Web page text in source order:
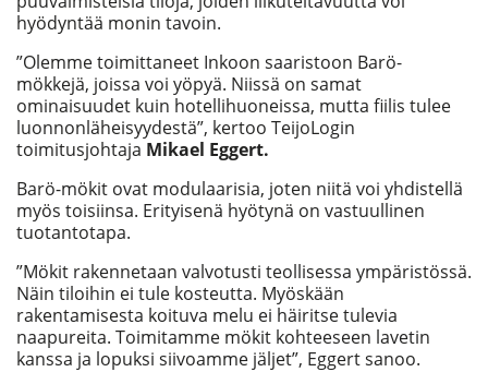
hyödyntää monin tavoin.
”Olemme toimittaneet Inkoon saaristoon Barö-
mökkejä, joissa voi yöpyä. Niissä on samat
ominaisuudet kuin hotellihuoneissa, mutta fiilis tulee
luonnonläheisyydestä”, kertoo TeijoLogin
toimitusjohtaja Mikael Eggert.
Barö-mökit ovat modulaarisia, joten niitä voi yhdistellä
myös toisiinsa. Erityisenä hyötynä on vastuullinen
tuotantotapa.
”Mökit rakennetaan valvotusti teollisessa ympäristössä.
Näin tiloihin ei tule kosteutta. Myöskään
rakentamisesta koituva melu ei häiritse tulevia
naapureita. Toimitamme mökit kohteeseen lavetin
kanssa ja lopuksi siivoamme jäljet”, Eggert sanoo.